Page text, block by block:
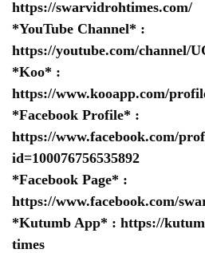
https://swarvidrohtimes.com/
*YouTube Channel* :
https://youtube.com/channel/
*Koo* :
https://www.kooapp.com/
*Facebook Profile* :
https://www.facebook.com/
id=100076756535892
*Facebook Page* :
https://www.facebook.com/
*Kutumb App* : https://
times